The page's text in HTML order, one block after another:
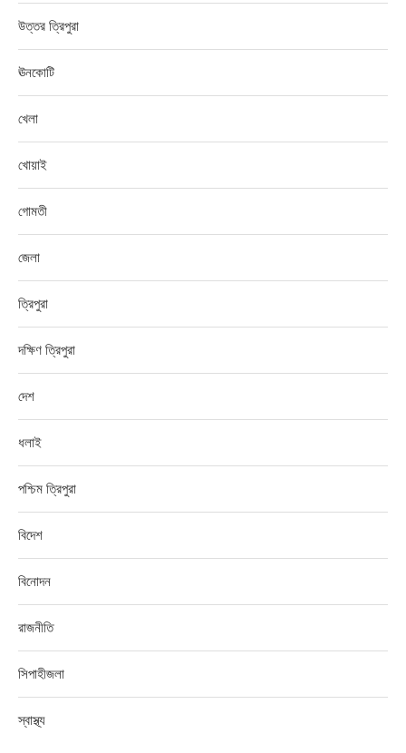
উত্তর ত্রিপুরা
ঊনকোটি
খেলা
খোয়াই
গোমতী
জেলা
ত্রিপুরা
দক্ষিণ ত্রিপুরা
দেশ
ধলাই
পশ্চিম ত্রিপুরা
বিদেশ
বিনোদন
রাজনীতি
সিপাহীজলা
স্বাস্থ্য